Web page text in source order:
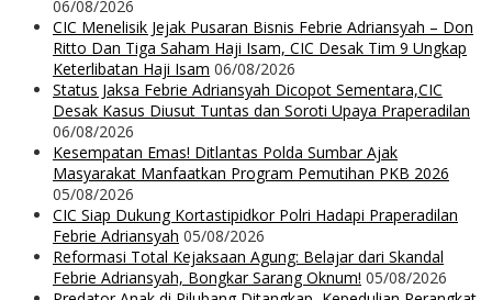
06/08/2026
CIC Menelisik Jejak Pusaran Bisnis Febrie Adriansyah – Don
Ritto Dan Tiga Saham Haji Isam, CIC Desak Tim 9 Ungkap
Keterlibatan Haji Isam 06/08/2026
Status Jaksa Febrie Adriansyah Dicopot Sementara,CIC
Desak Kasus Diusut Tuntas dan Soroti Upaya Praperadilan
06/08/2026
Kesempatan Emas! Ditlantas Polda Sumbar Ajak
Masyarakat Manfaatkan Program Pemutihan PKB 2026
05/08/2026
CIC Siap Dukung Kortastipidkor Polri Hadapi Praperadilan
Febrie Adriansyah 05/08/2026
Reformasi Total Kejaksaan Agung: Belajar dari Skandal
Febrie Adriansyah, Bongkar Sarang Oknum! 05/08/2026